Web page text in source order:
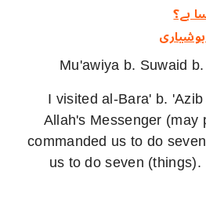
ہے؟
Mu'awiya b. Suwaid
I visited al-Bara' b.
Allah's Messenger (may
commanded us to do
us to do seven